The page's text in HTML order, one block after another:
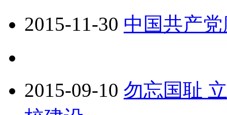
2015-11-30 中国共产
2015-09-10 勿忘国耻